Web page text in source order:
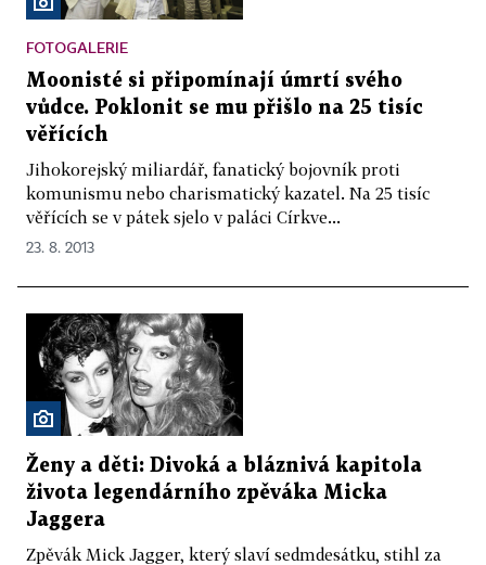
FOTOGALERIE
Moonisté si připomínají úmrtí svého
vůdce. Poklonit se mu přišlo na 25 tisíc
věřících
Jihokorejský miliardář, fanatický bojovník proti
komunismu nebo charismatický kazatel. Na 25 tisíc
věřících se v pátek sjelo v paláci Církve...
23. 8. 2013
Ženy a děti: Divoká a bláznivá kapitola
života legendárního zpěváka Micka
Jaggera
Zpěvák Mick Jagger, který slaví sedmdesátku, stihl za